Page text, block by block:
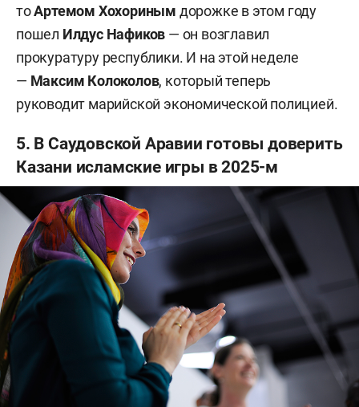
тоАртемом Хохориным дорожке в этом году
пошел Илдус Нафиков — он возглавил
прокуратуру республики. И на этой неделе
— Максим Колоколов, который теперь
руководит марийской экономической полицией.
5. В Саудовской Аравии готовы доверить
Казани исламские игры в 2025-м